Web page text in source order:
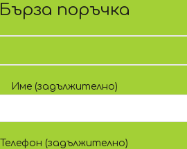
Бърза поръчка
Име (задължително)
Телефон (задължително)